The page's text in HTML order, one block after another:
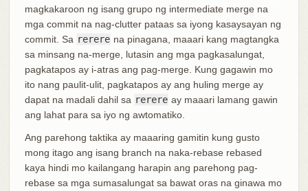
magkakaroon ng isang grupo ng intermediate merge na
mga commit na nag-clutter pataas sa iyong kasaysayan ng
commit. Sa rerere na pinagana, maaari kang magtangka
sa minsang na-merge, lutasin ang mga pagkasalungat,
pagkatapos ay i-atras ang pag-merge. Kung gagawin mo
ito nang paulit-ulit, pagkatapos ay ang huling merge ay
dapat na madali dahil sa rerere ay maaari lamang gawin
ang lahat para sa iyo ng awtomatiko.
Ang parehong taktika ay maaaring gamitin kung gusto
mong itago ang isang branch na naka-rebase rebased
kaya hindi mo kailangang harapin ang parehong pag-
rebase sa mga sumasalungat sa bawat oras na ginawa mo